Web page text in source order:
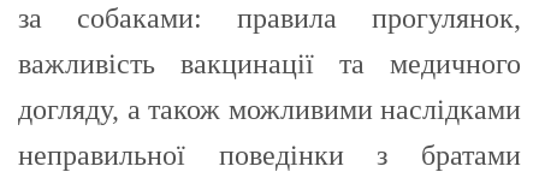
за собаками: правила прогулянок,
важливicть вакцинацiї та медичного
догляду, а також можливими наслiдками
неправильної поведiнки з братами